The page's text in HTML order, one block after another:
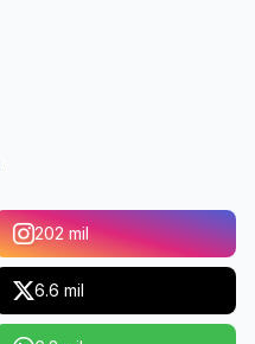
202 mil
6.6 mil